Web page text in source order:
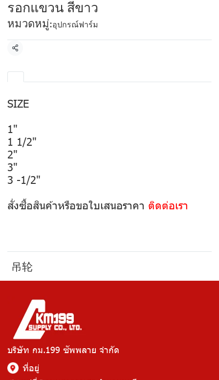
รอกแขวน สีขาว
หมวดหมู่:อุปกรณ์ฟาร์ม
แชร์
SIZE
1"
1 1/2"
2"
3"
3 -1/2"
สั่งซื้อสินค้าหรือขอใบเสนอราคา ติดต่อเรา
吊轮
บริษัท กม.199 ซัพพลาย จำกัด
ที่อยู่